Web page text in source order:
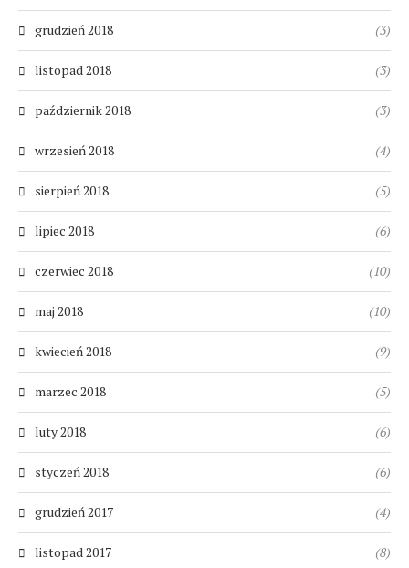
grudzień 2018 (3)
listopad 2018 (3)
październik 2018 (3)
wrzesień 2018 (4)
sierpień 2018 (5)
lipiec 2018 (6)
czerwiec 2018 (10)
maj 2018 (10)
kwiecień 2018 (9)
marzec 2018 (5)
luty 2018 (6)
styczeń 2018 (6)
grudzień 2017 (4)
listopad 2017 (8)